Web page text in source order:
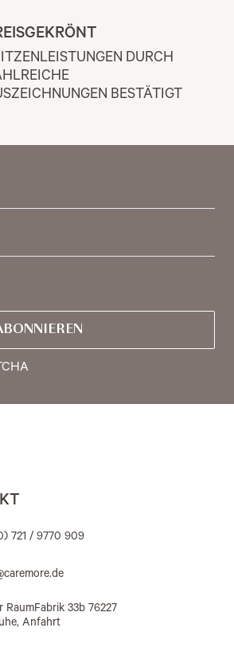
DURCH
BESTÄTIGT
721 / 9770 909
RaumFabrik 33b 76227
Anfahrt